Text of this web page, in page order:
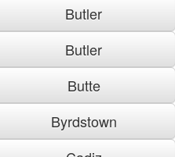
Butler
Butler
Butte
Byrdstown